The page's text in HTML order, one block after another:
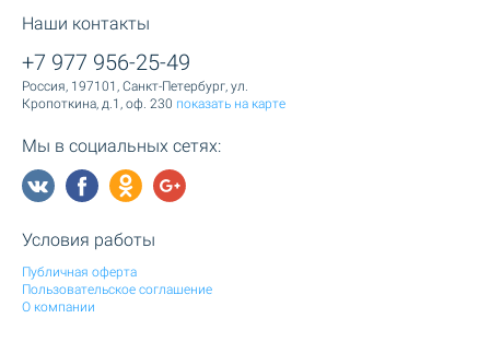
Наши контакты
+7 977 956-25-49
Россия, 197101, Санкт-Петербург, ул.
Кропоткина, д.1, оф. 230 показать на карте
Мы в социальных сетях:
Условия работы
Публичная оферта
Пользовательское соглашение
О компании